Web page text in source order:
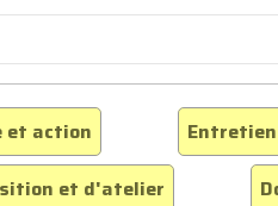
et action
et d'atelier